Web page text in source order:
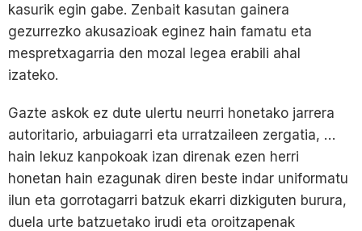
kasurik egin gabe. Zenbait kasutan gainera
gezurrezko akusazioak eginez hain famatu eta
mespretxagarria den mozal legea erabili ahal
izateko.
Gazte askok ez dute ulertu neurri honetako jarrera
autoritario, arbuiagarri eta urratzaileen zergatia, …
hain lekuz kanpokoak izan direnak ezen herri
honetan hain ezagunak diren beste indar uniformatu
ilun eta gorrotagarri batzuk ekarri dizkiguten burura,
duela urte batzuetako irudi eta oroitzapenak